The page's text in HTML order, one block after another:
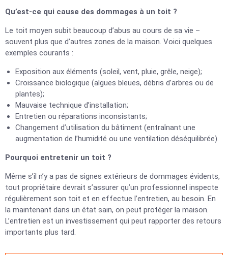
Qu’est-ce qui cause des dommages à un toit ?
Le toit moyen subit beaucoup d’abus au cours de sa vie –
souvent plus que d’autres zones de la maison. Voici quelques
exemples courants :
Exposition aux éléments (soleil, vent, pluie, grêle, neige);
Croissance biologique (algues bleues, débris d’arbres ou de
plantes);
Mauvaise technique d’installation;
Entretien ou réparations inconsistants;
Changement d’utilisation du bâtiment (entraînant une
augmentation de l’humidité ou une ventilation déséquilibrée).
Pourquoi entretenir un toit ?
Même s’il n’y a pas de signes extérieurs de dommages évidents,
tout propriétaire devrait s’assurer qu’un professionnel inspecte
régulièrement son toit et en effectue l’entretien, au besoin. En
la maintenant dans un état sain, on peut protéger la maison.
L’entretien est un investissement qui peut rapporter des retours
importants plus tard.